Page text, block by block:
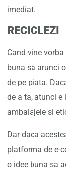
imediat.
RECICLEZI
Cand vine
buna sa arunci
de pe piata.
de a ta, atunci e
ambalajele si
Dar daca
platforma de e-
o idee buna sa